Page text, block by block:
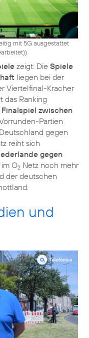
mit 5G ausgestattet
)
zeigt: Die Spiele
liegen bei der
Viertelfinal-Kracher
das Ranking
Finalspiel zwischen
Partien
gegen
reiht sich
gegen
O2 Netz noch mehr
der deutschen
und